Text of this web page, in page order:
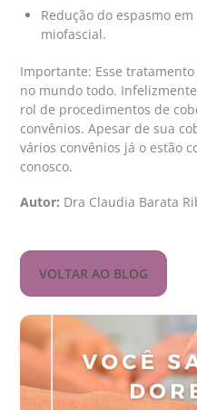
Redução do espasmo
miofascial.
Importante: Esse
no mundo todo.
rol de procedimentos de
convênios. Apesar de sua
vários convênios já o estão
conosco.
Autor: Dra Claudia Barata
VOLTAR AO BLOG